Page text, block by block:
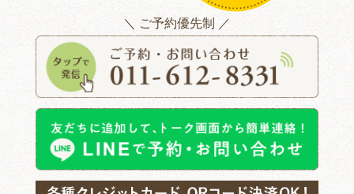
＼ ご予約優先制 ／